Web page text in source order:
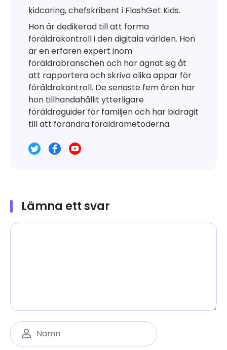
kidcaring, chefskribent i FlashGet Kids.
Hon är dedikerad till att forma
föräldrakontroll i den digitala världen. Hon
är en erfaren expert inom
föräldrabranschen och har ägnat sig åt
att rapportera och skriva olika appar för
föräldrakontroll. De senaste fem åren har
hon tillhandahållit ytterligare
föräldraguider för familjen och har bidragit
till att förändra föräldrametoderna.
Lämna ett svar